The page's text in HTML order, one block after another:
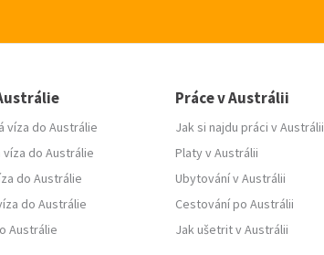
víza do Austrálie
do Austrálie
do Austrálie
do Austrálie
Austrálie
Práce v Austrálii
Jak si najdu práci v Austrálii
Platy v Austrálii
Ubytování v Austrálii
Cestování po Austrálii
Jak ušetrit v Austrálii